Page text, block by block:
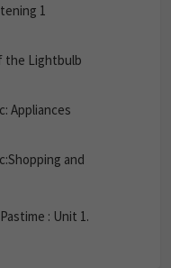
1
the Lightbulb
Appliances
and
: Unit 1.